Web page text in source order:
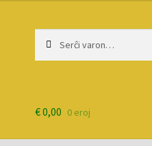
€0,00 0 eroj